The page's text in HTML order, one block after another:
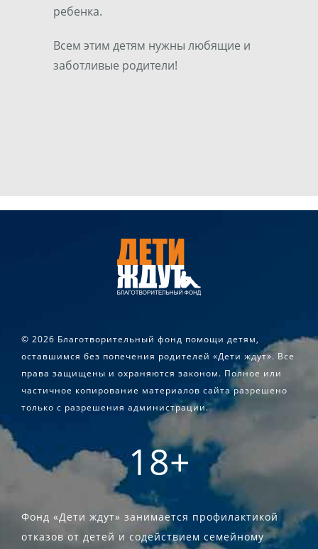
ребенка.
Всем этим детям нужны любящие и
заботливые родители!
© 2026 Благотворительный фонд помощи детям,
оставшимся без попечения родителей «Дети ждут». Все
права защищены и охраняются законом. Полное или
частичное копирование материалов сайта разрешено
только с разрешения администрации.
18+
Фонд «Дети ждут» занимается профилактикой
отказов от детей и содействием семейному